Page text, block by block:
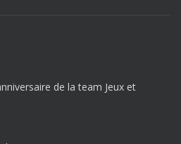
de la team Jeux et